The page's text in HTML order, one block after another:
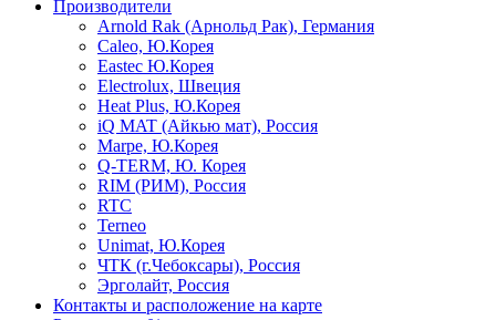
Производители
Arnold Rak (Арнольд Рак), Германия
Caleo, Ю.Корея
Eastec Ю.Корея
Electrolux, Швеция
Heat Plus, Ю.Корея
iQ MAT (Айкью мат), Россия
Marpe, Ю.Корея
Q-TERM, Ю. Корея
RIM (РИМ), Россия
RTC
Terneo
Unimat, Ю.Корея
ЧТК (г.Чебоксары), Россия
Эрголайт, Россия
Контакты и расположение на карте